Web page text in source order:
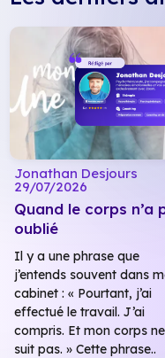
Jonathan Desjours
29/07/2026
Quand le corps n’a
oublié
Il y a une phrase que
j’entends souvent dans
cabinet : « Pourtant, j’ai
effectué le travail. J’ai
compris. Et mon corps ne
suit pas. » Cette phrase..